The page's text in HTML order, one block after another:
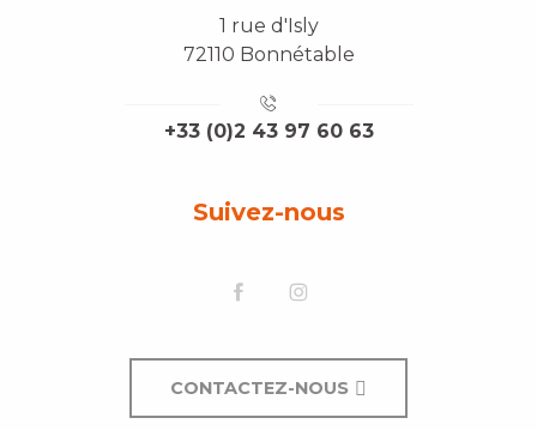
1 rue d'Isly
72110 Bonnétable
+33 (0)2 43 97 60 63
Suivez-nous
CONTACTEZ-NOUS